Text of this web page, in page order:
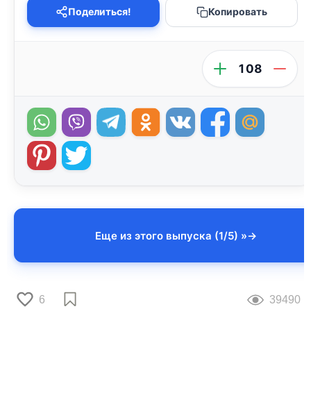
Поделиться! Копировать
108
Еще из этого выпуска (1/5) »
6 39490